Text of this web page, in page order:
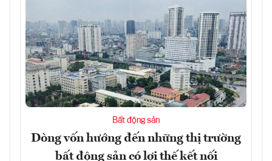
Bất động sản
Dòng vốn hướng đến những thị trường
bất động sản có lợi thế kết nối